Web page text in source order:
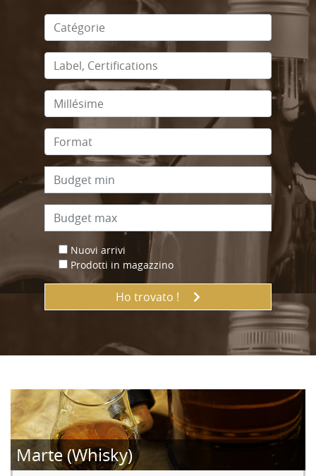
Nuovi arrivi
Prodotti in magazzino
Ho trovato !
Marte (Whisky)